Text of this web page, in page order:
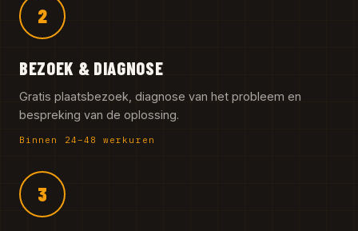
2
BEZOEK & DIAGNOSE
Gratis plaatsbezoek, diagnose van het probleem en
bespreking van de oplossing.
Binnen 24–48 werkuren
3